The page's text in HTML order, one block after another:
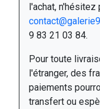
l'achat, n'hésitez
9 83 21 03 84.
Pour toute
l'étranger, des
paiements
transfert ou